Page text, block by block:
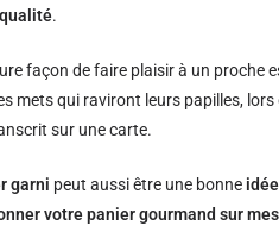
.
façon de faire plaisir à un proche
mets qui raviront leurs papilles,
sur une carte.
garni peut aussi être une bonne
votre panier gourmand sur